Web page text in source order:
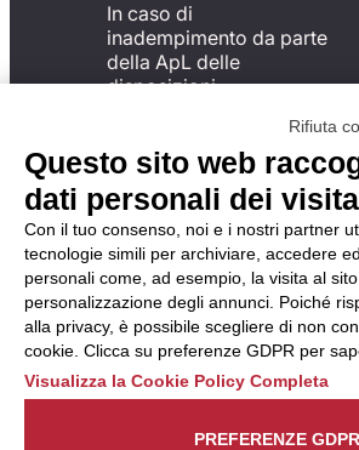
In caso di
inadempimento da parte
della ApL delle
disposizioni
possibile presentare un
reclamo
all’Organismo di
Monitoraggio utilizzando
una delle modalità
descritte al seguente
indirizzo web
https://odm-
agenzielavoro.it/reclami/.
Rifiuta
Questo sito web
dati personali dei
Con il tuo consenso, noi e i nostri partner
tecnologie simili per archiviare, accedere
personali come, ad esempio, la visita al
personalizzazione degli annunci. Poiché
alla privacy, è possibile scegliere di non
cookie. Clicca su preferenze GDPR per
Visualizza la Cookie Policy Completa
PREFERENZE GDPR